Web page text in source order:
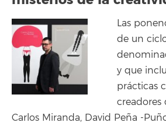
Las
de un
y que
prácticas
creadores
Carlos Miranda, David Peña -